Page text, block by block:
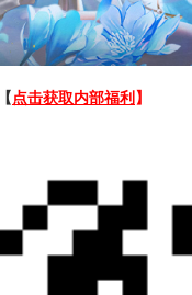
【 点击获取内部福利 】